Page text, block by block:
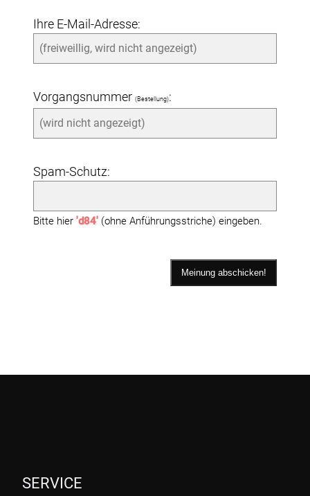
Ihre E-Mail-Adresse:
Vorgangsnummer (Bestellung):
Spam-Schutz:
Bitte hier 'd84' (ohne Anführungsstriche) eingeben.
SERVICE